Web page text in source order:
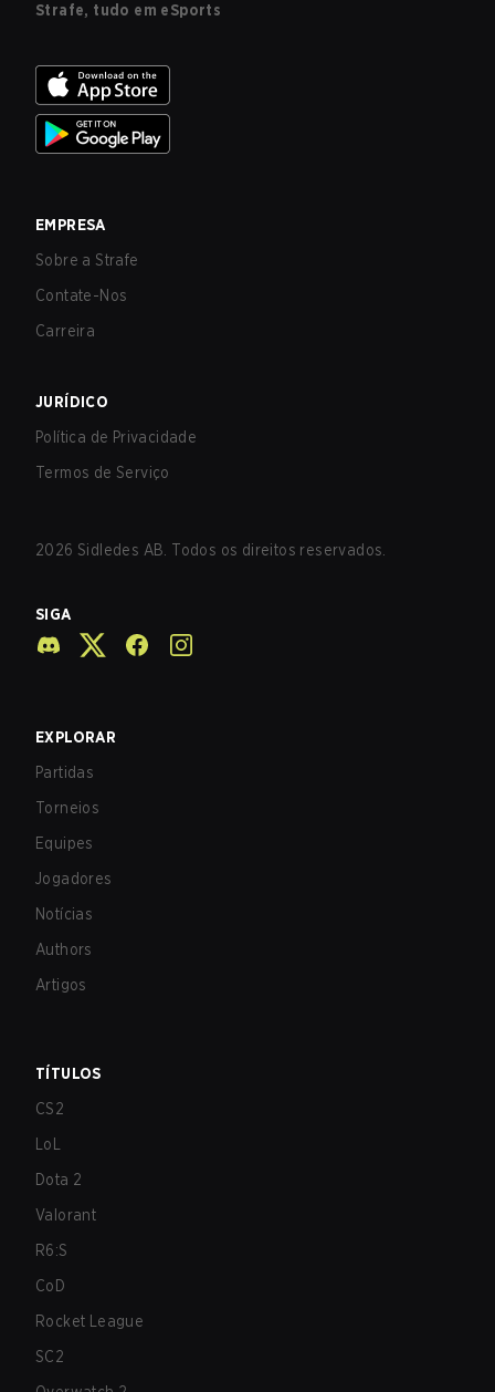
Strafe, tudo em eSports
EMPRESA
Sobre a Strafe
Contate-Nos
Carreira
JURÍDICO
Política de Privacidade
Termos de Serviço
2026 Sidledes AB. Todos os direitos reservados.
SIGA
EXPLORAR
Partidas
Torneios
Equipes
Jogadores
Notícias
Authors
Artigos
TÍTULOS
CS2
LoL
Dota 2
Valorant
R6:S
CoD
Rocket League
SC2